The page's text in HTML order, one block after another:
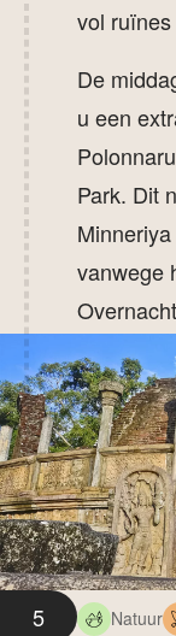
vol
De
u een
Park. Dit
vanwege
5 Natuur